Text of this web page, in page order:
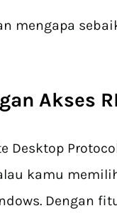
mengapa
Akses
Desktop
kamu memilih
Dengan